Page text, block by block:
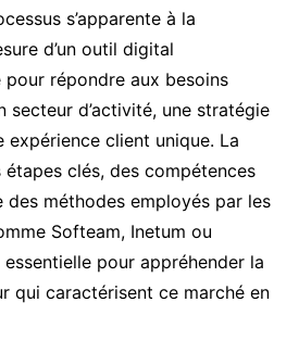
s’apparente à la
d’un outil digital
répondre aux besoins
secteur d’activité, une stratégie
expérience client unique. La
étapes clés, des compétences
des méthodes employés par les
Softeam, Inetum ou
pour appréhender la
qui caractérisent ce marché en